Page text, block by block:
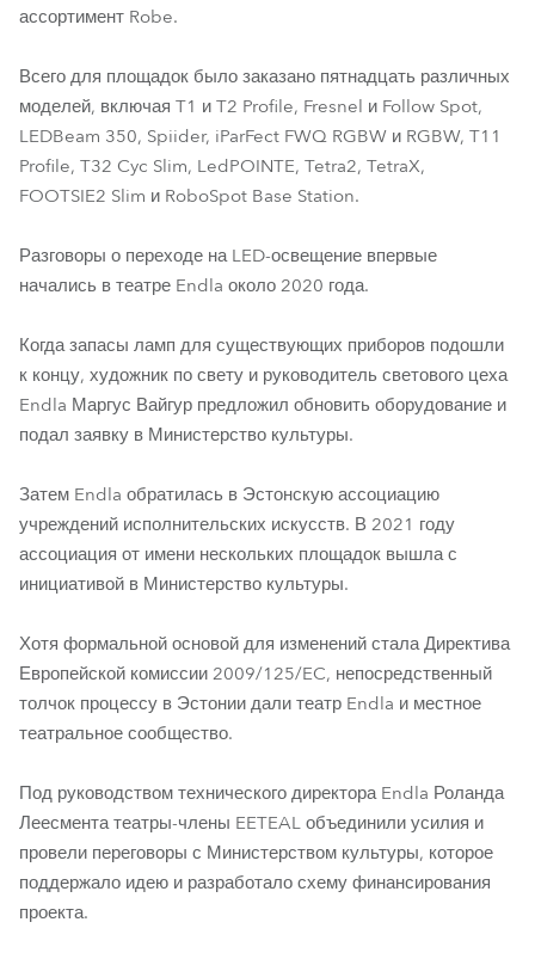
iParFect 150™ FW RGBA
ассортимент Robe.
Всего для площадок было заказано пятнадцать различных
моделей, включая T1 и T2 Profile, Fresnel и Follow Spot,
LEDBeam 350, Spiider, iParFect FWQ RGBW и RGBW, T11
Profile, T32 Cyc Slim, LedPOINTE, Tetra2, TetraX,
FOOTSIE2 Slim и RoboSpot Base Station.
Разговоры о переходе на LED-освещение впервые
начались в театре Endla около 2020 года.
Когда запасы ламп для существующих приборов подошли
к концу, художник по свету и руководитель светового цеха
Endla Маргус Вайгур предложил обновить оборудование и
подал заявку в Министерство культуры.
Затем Endla обратилась в Эстонскую ассоциацию
учреждений исполнительских искусств. В 2021 году
ассоциация от имени нескольких площадок вышла с
инициативой в Министерство культуры.
Хотя формальной основой для изменений стала Директива
Европейской комиссии 2009/125/EC, непосредственный
толчок процессу в Эстонии дали театр Endla и местное
театральное сообщество.
Под руководством технического директора Endla Роланда
Леесмента театры-члены EETEAL объединили усилия и
провели переговоры с Министерством культуры, которое
поддержало идею и разработало схему финансирования
проекта.